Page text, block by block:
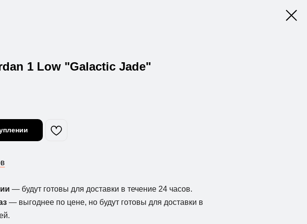
1 Low "Galactic Jade"
— будут готовы для доставки в течение 24 часов.
— выгоднее по цене, но будут готовы для доставки в